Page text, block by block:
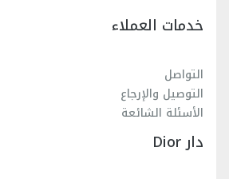
خدمات العملاء
التواصل
التوصيل والإرجاع
الأسئلة الشائعة
دار Dior